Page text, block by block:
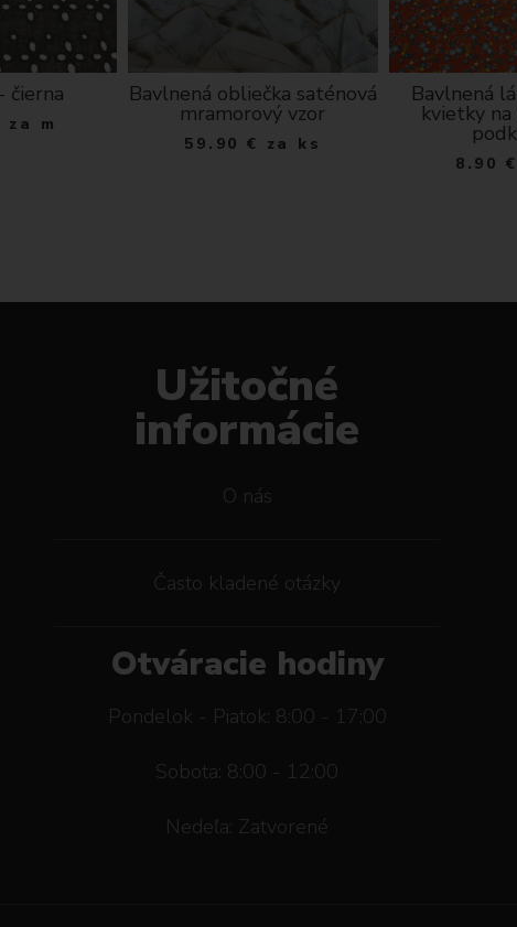
čierna
za m
Bavlnená obliečka saténová
mramorový vzor
59.90 € za ks
Bavlnená
kvietky
8.90 €
Užitočné
informácie
O nás
Často kladené otázky
Otváracie hodiny
Pondelok - Piatok: 8:00 - 17:00
Sobota: 8:00 - 12:00
Nedeľa: Zatvorené